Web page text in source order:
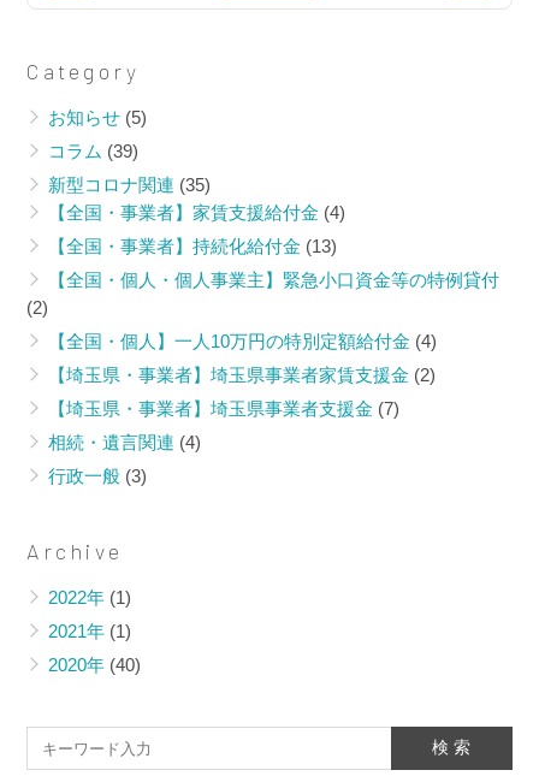
〈新型
関連〉
国・個
人・個
人事業
主】緊
資金等
の特例
（その
２）新
型コロ
響で生
活資金
生の方
へ
〈新型
「よく
Category
お知らせ (5)
コラム (39)
新型コロナ関連 (35)
【全国・事業者】家賃支援給付金 (4)
【全国・事業者】持続化給付金 (13)
【全国・個人・個人事業主】緊急小口資金等の特例貸付
(2)
【全国・個人】一人10万円の特別定額給付金 (4)
【埼玉県・事業者】埼玉県事業者家賃支援金 (2)
【埼玉県・事業者】埼玉県事業者支援金 (7)
相続・遺言関連 (4)
行政一般 (3)
Archive
2022年 (1)
2021年 (1)
2020年 (40)